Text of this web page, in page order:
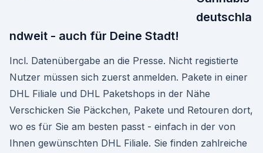
deutschla
ndweit - auch für Deine Stadt!
Incl. Datenübergabe an die Presse. Nicht registierte
Nutzer müssen sich zuerst anmelden. Pakete in einer
DHL Filiale und DHL Paketshops in der Nähe
Verschicken Sie Päckchen, Pakete und Retouren dort,
wo es für Sie am besten passt - einfach in der von
Ihnen gewünschten DHL Filiale. Sie finden zahlreiche